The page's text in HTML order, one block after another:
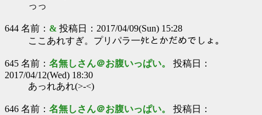
っっ
644 名前： & 投稿日：2017/04/09(Sun) 15:28
ここあれすぎ。プリパラ一ﾀﾋとかだめでしょ。
645 名前： 名無しさん＠お腹いっぱい。 投稿日：
2017/04/12(Wed) 18:30
あっれあれ(>-<)
646 名前： 名無しさん＠お腹いっぱい。 投稿日：